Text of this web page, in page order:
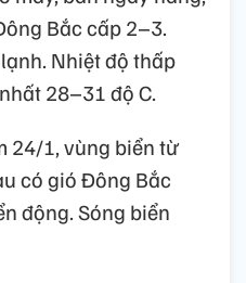
Bắc cấp 2–3.
Nhiệt độ thấp
28–31 độ C.
24/1, vùng biển từ
có gió Đông Bắc
động. Sóng biển